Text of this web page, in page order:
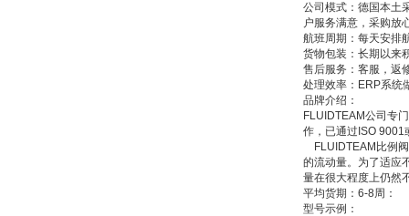
公司模式：德国本土
户服务满意，采购放
航班周期：每天安排
货物包装：长期以来
售后服务：客服，返
处理效率：ERP系统
品牌介绍：
FLUIDTEAM公司专
作，已通过ISO
FLUIDTEAM比例
的流动量。为了适应
量在很大程度上仍然
平均货期：6-8周：
型号示例：